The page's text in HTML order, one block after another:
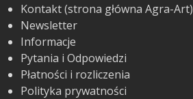
Kontakt (strona główna Agra-Art)
Newsletter
Informacje
Pytania i Odpowiedzi
Płatności i rozliczenia
Polityka prywatności